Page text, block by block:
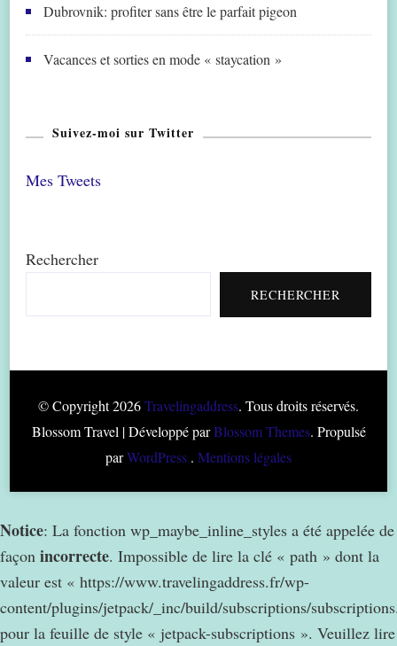
Dubrovnik: profiter sans être le parfait pigeon
Vacances et sorties en mode « staycation »
Suivez-moi sur Twitter
Mes Tweets
Rechercher
RECHERCHER
© Copyright 2026Travelingaddress. Tous droits réservés.
Blossom Travel | Développé parBlossom Themes. Propulsé
parWordPress . Mentions légales
Notice: La fonction wp_maybe_inline_styles a été appelée de
façon incorrecte. Impossible de lire la clé « path » dont la
valeur est « https://www.travelingaddress.fr/wp-
content/plugins/jetpack/_inc/build/subscriptions/
pour la feuille de style « jetpack-subscriptions ». Veuillez lire